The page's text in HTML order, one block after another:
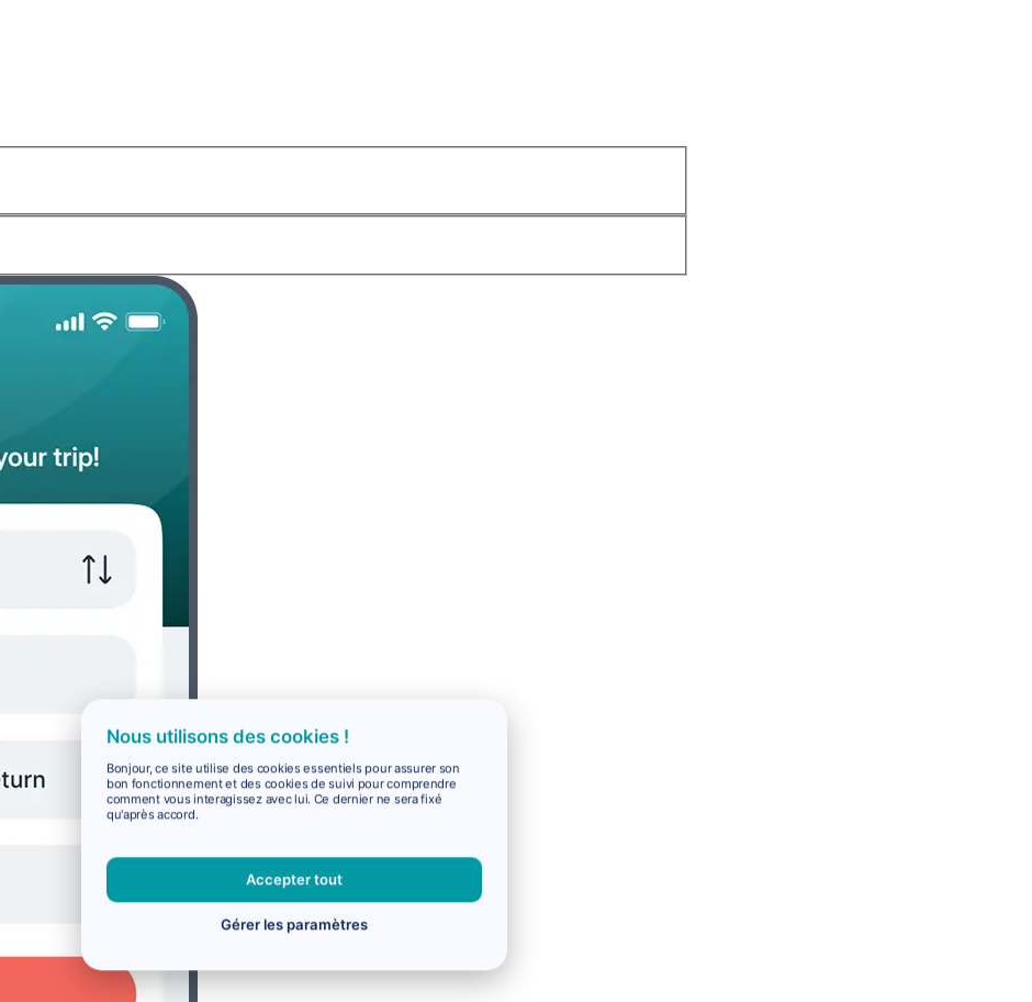
Nous utilisons des cookies !
Bonjour, ce site utilise des cookies essentiels pour assurer son
bon fonctionnement et des cookies de suivi pour comprendre
comment vous interagissez avec lui. Ce dernier ne sera fixé
qu'après accord.
Accepter tout
Gérer les paramètres